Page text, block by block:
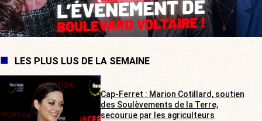
LES PLUS LUS DE LA SEMAINE
Cap-Ferret : Marion Cotillard, soutien
des Soulèvements de la Terre,
secourue par les agriculteurs